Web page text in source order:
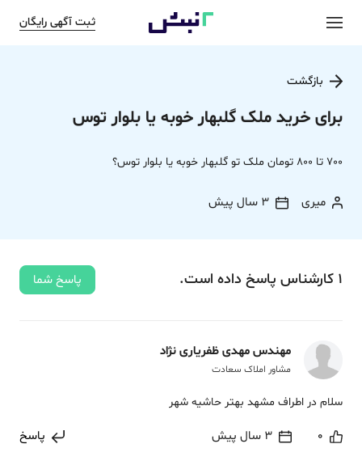
ثبت آگهی رایگان
بازگشت
برای خرید ملک گلبهار خوبه یا بلوار توس
700 تا 800 تومان ملک تو گلبهار خوبه یا بلوار توس؟
میری 3 سال پیش
1 کارشناس پاسخ داده‌ است. پاسخ شما
مهندس مهدی ظفریاری نژاد
مشاور املاک سعادت
سلام در اطراف مشهد بهتر حاشیه شهر
0 3 سال پیش پاسخ